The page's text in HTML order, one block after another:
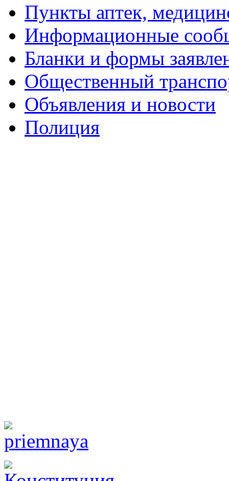
Пункты аптек,
Информационные
Бланки и формы
Общественный
Объявления и новости
Полиция